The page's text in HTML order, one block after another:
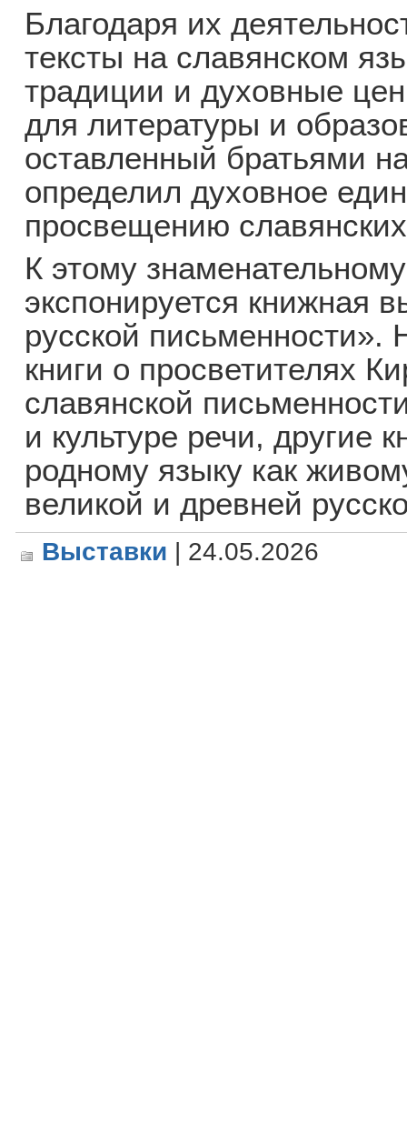
Благодаря их
тексты на славянском
традиции и духовные
для литературы и
оставленный братьями
определил духовное
просвещению
К этому
экспонируется книжная
русской
книги о просветителях
славянской
и культуре речи, другие
родному языку как
великой и древней
Выставки | 24.05.2026